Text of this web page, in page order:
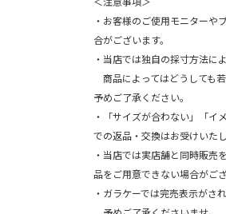
・お客様のご使用モニターや
合がございます。
・当店では独自の採寸方法に
商品によってはどうしても
予めご了承ください。
・「サイズが合わない」「イ
での返品・交換はお受けいたし
・当店では実店舗と同時販売
品をご用意できない場合がござ
・ガラケーでは完売表示がされ